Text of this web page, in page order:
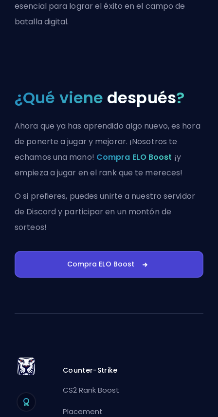
esencial para lograr el éxito en el campo de
batalla digital.
¿Qué viene después?
Ahora que ya has aprendido algo nuevo, es hora
de ponerte a jugar y mejorar. ¡Nosotros te
echamos una mano! Compra ELO Boost ¡y
empieza a jugar en el rank que te mereces!
O si prefieres, puedesunirte a nuestro servidor
de Discord y participar en un montón de
sorteos!
Compra ELO Boost
Counter-Strike
CS2 Rank Boost
Placement